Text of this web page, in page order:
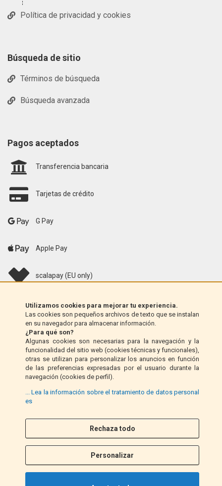
Utilizamos cookies para mejorar tu experiencia.
Las cookies son pequeños archivos de texto que se instalan
en su navegador para almacenar información.
¿Para qué son?
Algunas cookies son necesarias para la navegación y la
funcionalidad del sitio web (cookies técnicas y funcionales),
otras se utilizan para personalizar los anuncios en función
de las preferencias expresadas por el usuario durante la
navegación (cookies de perfil).
... Lea la información sobre el tratamiento de datos personal
es
Rechaza todo
Personalizar
Política de privacidad y cookies
Búsqueda de sitio
Términos de búsqueda
Búsqueda avanzada
Pagos aceptados
Transferencia bancaria
Tarjetas de crédito
G Pay
Apple Pay
scalapay (EU only)
Klarna (solo UE)
Giro postal (solo Italia)
Contra reembolso (solo Italia)
F
c
e
I
s
t